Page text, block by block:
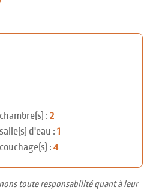
chambre(s) :2
salle(s) d'eau :1
:4
toute responsabilité quant à leur